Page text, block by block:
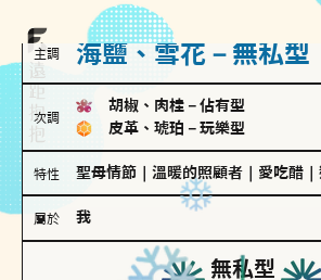
主調 海鹽、雪花－無私型
次調
胡椒、肉桂 － 佔有型
皮革、琥珀 － 玩樂型
特性 聖母情節 溫暖的照顧者 愛吃醋
屬於 我
無私型